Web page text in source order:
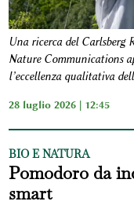
Una ricerca del Carlsberg
Nature Communications
l’eccellenza qualitativa
28 luglio 2026 | 12:45
BIO E NATURA
Pomodoro da
smart